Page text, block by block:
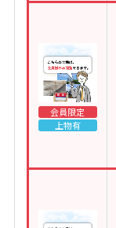
会員限定
上物有